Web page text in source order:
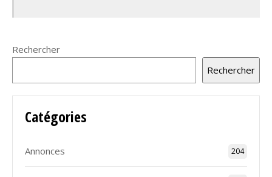
Rechercher
Rechercher
Catégories
Annonces 204